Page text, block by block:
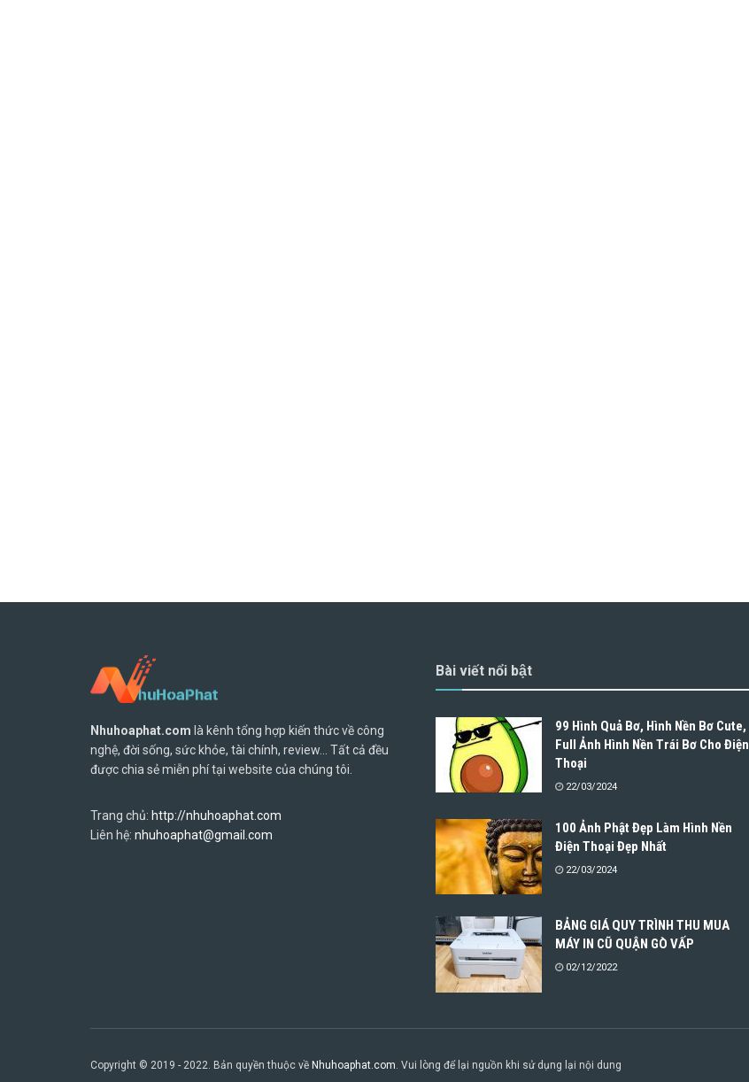
Nhuhoaphat.com là kênh tổng hợp kiến thức về công
nghệ, đời sống, sức khỏe, tài chính, review... Tất cả đều
được chia sẻ miễn phí tại website của chúng tôi.
Trang chủ: http://nhuhoaphat.com
Liên hệ: nhuhoaphat@gmail.com
Bài viết nổi bật
99 Hình Quả Bơ, Hình Nền Bơ Cute,
Full Ảnh Hình Nền Trái Bơ Cho Điện
Thoại
22/03/2024
100 Ảnh Phật Đẹp Làm Hình Nền
Điện Thoại Đẹp Nhất
22/03/2024
BẢNG GIÁ QUY TRÌNH THU MUA
MÁY IN CŨ QUẬN GÒ VẤP
02/12/2022
Copyright © 2019 - 2022. Bản quyền thuộc về Nhuhoaphat.com. Vui lòng để lại nguồn khi sử dụng lại nội dung